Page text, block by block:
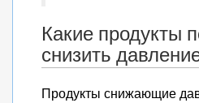
Какие продукты
снизить
Продукты снижающие